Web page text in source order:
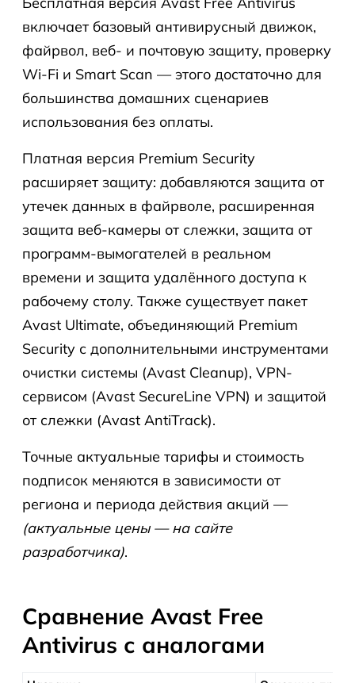
включает базовый антивирусный движок,
файрвол, веб- и почтовую защиту, проверку
Wi-Fi и Smart Scan — этого достаточно для
большинства домашних сценариев
использования без оплаты.
Платная версия Premium Security
расширяет защиту: добавляются защита от
утечек данных в файрволе, расширенная
защита веб-камеры от слежки, защита от
программ-вымогателей в реальном
времени и защита удалённого доступа к
рабочему столу. Также существует пакет
Avast Ultimate, объединяющий Premium
Security с дополнительными инструментами
очистки системы (Avast Cleanup), VPN-
сервисом (Avast SecureLine VPN) и защитой
от слежки (Avast AntiTrack).
Точные актуальные тарифы и стоимость
подписок меняются в зависимости от
региона и периода действия акций —
(актуальные цены — на сайте
разработчика).
Сравнение Avast Free
Antivirus с аналогами